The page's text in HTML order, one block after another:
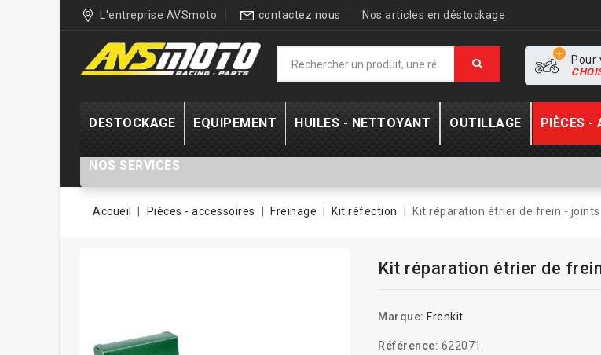
L'entreprise AVSmoto contactez nous Nos articles en déstockage
Pour
DESTOCKAGE EQUIPEMENT HUILES - NETTOYANT OUTILLAGE PIÈCES -
NOS SERVICES
Accueil Pièces - accessoires Freinage Kit réfection Kit réparation étrier de frein - joints
Kit réparation étrier de
Marque: Frenkit
Référence: 622071